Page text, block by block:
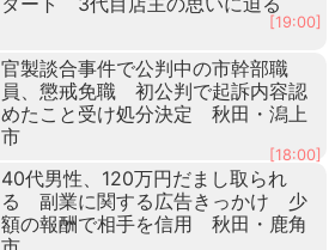
[19:00]
官製談合事件で公判中の市幹部職
員、懲戒免職 初公判で起訴内容認
めたこと受け処分決定 秋田・潟上
市
[18:00]
40代男性、120万円だまし取られ
る 副業に関する広告きっかけ 少
額の報酬で相手を信用 秋田・鹿角